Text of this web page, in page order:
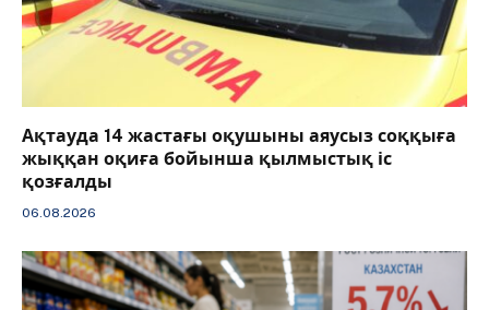
Ақтауда 14 жастағы оқушыны аяусыз соққыға
жыққан оқиға бойынша қылмыстық іс
қозғалды
06.08.2026